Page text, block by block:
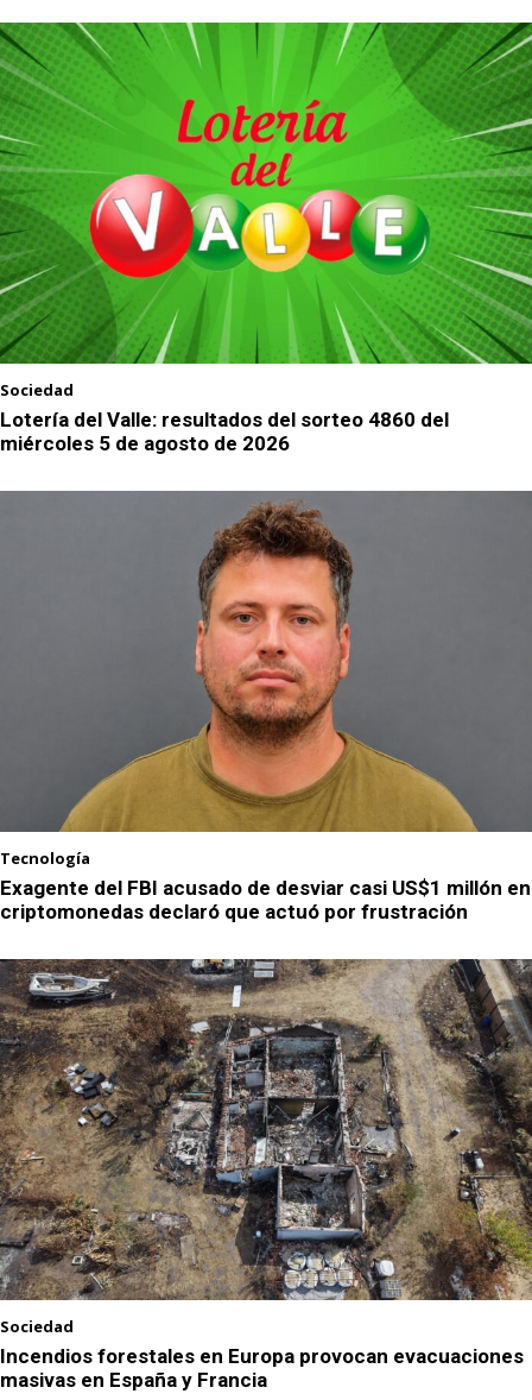
Sociedad
Lotería del Valle: resultados del sorteo 4860 del
miércoles 5 de agosto de 2026
Tecnología
Exagente del FBI acusado de desviar casi US$1 millón en
criptomonedas declaró que actuó por frustración
Sociedad
Incendios forestales en Europa provocan evacuaciones
masivas en España y Francia